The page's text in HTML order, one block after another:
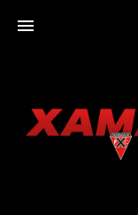
XAMAXFORUM